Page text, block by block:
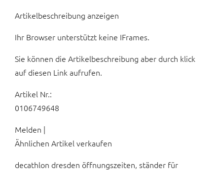
Artikelbeschreibung anzeigen
Ihr Browser unterstützt keine IFrames.
Sie können die Artikelbeschreibung aber durch klick
auf diesen Link aufrufen.
Artikel Nr.:
0106749648
Melden |
Ähnlichen Artikel verkaufen
decathlon dresden öffnungszeiten, ständer für